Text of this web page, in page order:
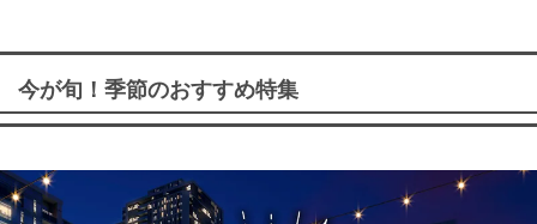
今が旬！季節のおすすめ特集